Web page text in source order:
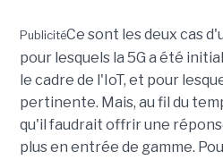
PublicitéCe sont les deux cas
pour lesquels la 5G a été
le cadre de l'IoT, et pour
pertinente. Mais, au fil du
qu'il faudrait offrir une
plus en entrée de gamme.